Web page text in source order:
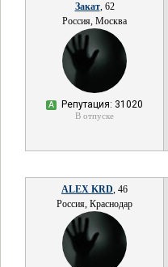
Закат, 62
Россия, Москва
А Репутация: 31020
В отпуске
ALEX KRD, 46
Россия, Краснодар